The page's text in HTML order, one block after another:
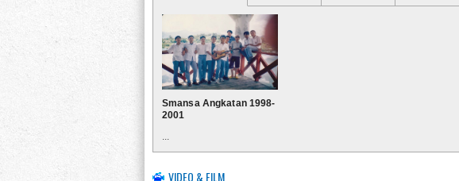
Smansa Angkatan 1998-
2001
...
VIDEO & FILM